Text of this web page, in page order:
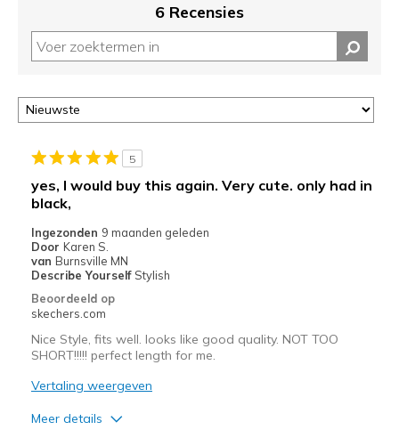
6 Recensies
5
yes, I would buy this again. Very cute. only had in
black,
Ingezonden 9 maanden geleden
Door Karen S.
van Burnsville MN
Describe Yourself Stylish
Beoordeeld op
skechers.com
Nice Style, fits well. looks like good quality. NOT TOO
SHORT!!!!! perfect length for me.
Vertaling weergeven
Meer details